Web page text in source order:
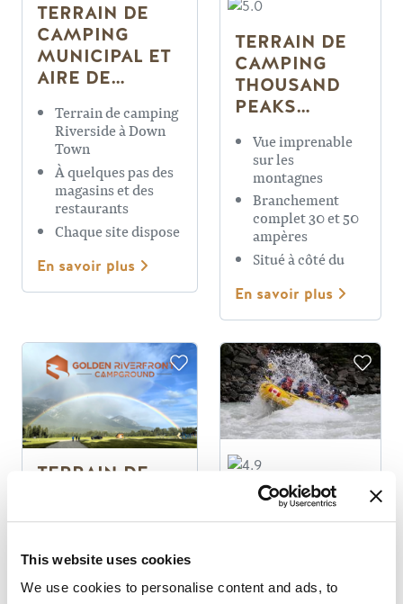
This website uses cookies
We use cookies to personalise content and ads, to
TERRAIN DE
CAMPING
MUNICIPAL ET
AIRE DE
DE GOLDEN
Terrain de camping
Riverside à Down
Town
À quelques pas des
magasins et des
restaurants
Chaque site dispose
En savoir plus
TERRAIN DE
CAMPING
THOUSAND
PEAKS
Vue imprenable
sur les
montagnes
Branchement
complet 30 et 50
ampères
Situé à côté du
En savoir plus
TERRAIN DE
GOLDEN
montagnes
KOOTENAY
RIVER
The Originals